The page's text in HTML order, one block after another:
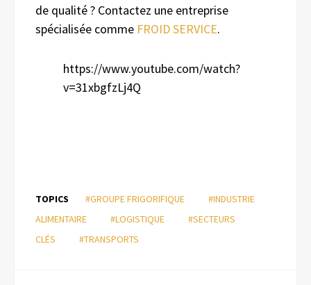
de qualité ? Contactez une entreprise
spécialisée comme FROID SERVICE.
https://www.youtube.com/watch?
v=31xbgfzLj4Q
TOPICS #GROUPE FRIGORIFIQUE
#INDUSTRIE
ALIMENTAIRE
#LOGISTIQUE
#SECTEURS
CLÉS
#TRANSPORTS